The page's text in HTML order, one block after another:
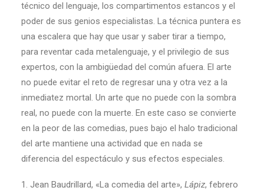
técnico del lenguaje, los compartimentos estancos y el
poder de sus genios especialistas. La técnica puntera es
una escalera que hay que usar y saber tirar a tiempo,
para reventar cada metalenguaje, y el privilegio de sus
expertos, con la ambigüedad del común afuera. El arte
no puede evitar el reto de regresar una y otra vez a la
inmediatez mortal. Un arte que no puede con la sombra
real, no puede con la muerte. En este caso se convierte
en la peor de las comedias, pues bajo el halo tradicional
del arte mantiene una actividad que en nada se
diferencia del espectáculo y sus efectos especiales.
1. Jean Baudrillard, «La comedia del arte», Lápiz, febrero